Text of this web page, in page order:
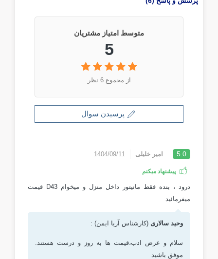
متوسط امتیاز مشتریان
5
از مجموع 6 نظر
پرسیدن سوال
5.0 امیر خلیلی 1404/09/11
پیشنهاد میکنم
درود ، بنده فقط مانیتور داخل منزل و میخوام D43 قیمت
میفرمائید
وحید سالاری (کارشناس آریا ایمن) :
سلام و عرض ادب،قیمت ها به روز و درست هستند.
موفق باشید